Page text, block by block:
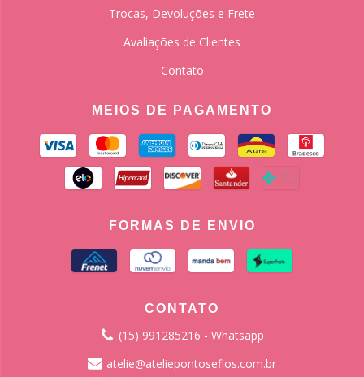
Trocas, Devoluções e Frete
Avaliações de Clientes
Contato
MEIOS DE PAGAMENTO
FORMAS DE ENVIO
CONTATO
(15) 991285216 - Whatsapp
atelie@ateliepontosefios.com.br